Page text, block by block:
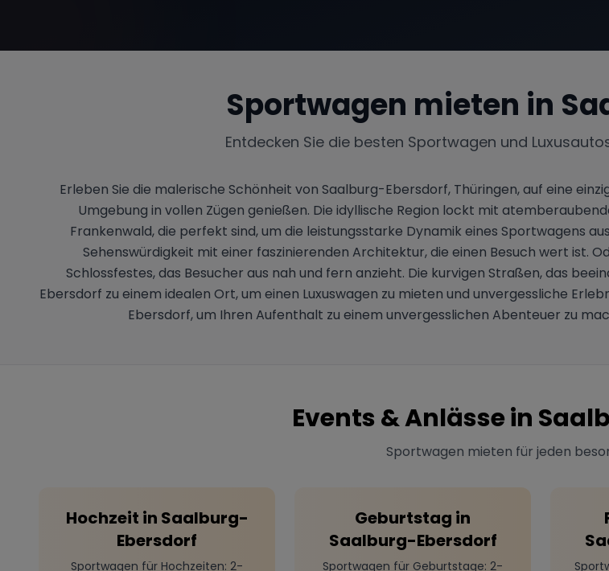
Sportwagen mieten in
Entdecken Sie die besten Sportwagen und
Erleben Sie die malerische Schönheit von Saalburg-Ebersdorf, Thüringen, auf eine
Umgebung in vollen Zügen genießen. Die idyllische Region lockt mit
Frankenwald, die perfekt sind, um die leistungsstarke Dynamik eines Sportwagens
Sehenswürdigkeit mit einer faszinierenden Architektur, die einen Besuch wert ist.
Schlossfestes, das Besucher aus nah und fern anzieht. Die kurvigen Straßen, das
Ebersdorf zu einem idealen Ort, um einen Luxuswagen zu mieten und unvergessliche
Ebersdorf, um Ihren Aufenthalt zu einem unvergesslichen Abenteuer zu
Events & Anlässe in
Sportwagen mieten für jeden
Hochzeit in Saalburg-
Ebersdorf
Sportwagen für Hochzeiten: 2-
Geburtstag in
Saalburg-Ebersdorf
Sportwagen für Geburtstage: 2-